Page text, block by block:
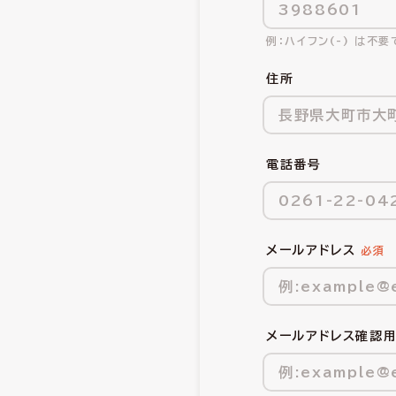
ハイフン(-) は不要
住所
電話番号
メールアドレス
メールアドレス確認